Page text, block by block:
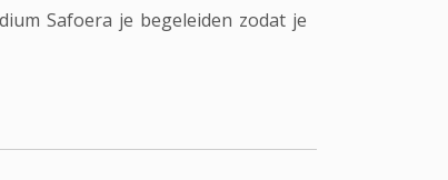
Safoera je begeleiden zodat je